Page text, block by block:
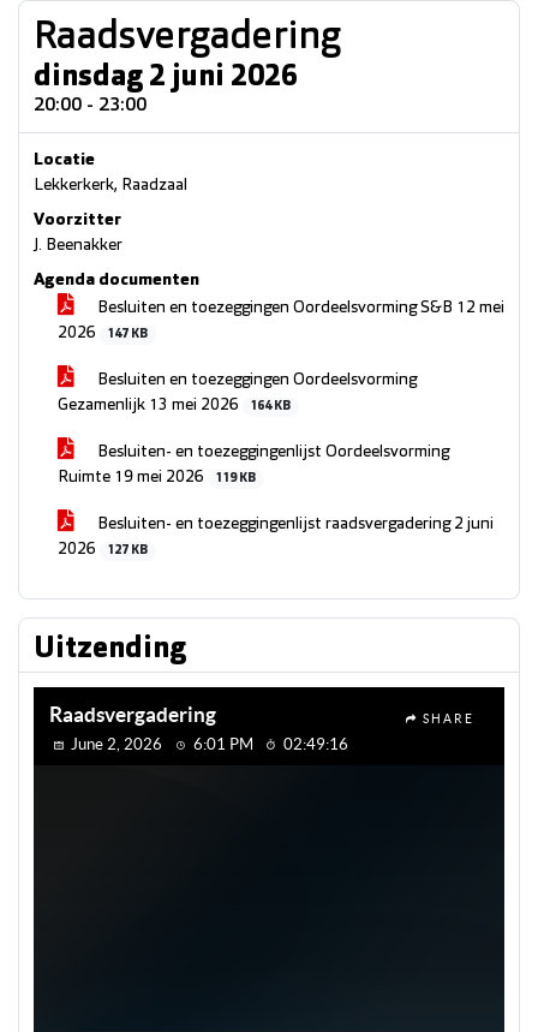
Raadsvergadering
dinsdag 2 juni 2026
20:00 - 23:00
Locatie
Lekkerkerk, Raadzaal
Voorzitter
J. Beenakker
Agenda documenten
Besluiten en toezeggingen Oordeelsvorming S&B 12 mei
2026
147 KB
Besluiten en toezeggingen Oordeelsvorming
Gezamenlijk 13 mei 2026
164 KB
Besluiten- en toezeggingenlijst Oordeelsvorming
Ruimte 19 mei 2026
119 KB
Besluiten- en toezeggingenlijst raadsvergadering 2 juni
2026
127 KB
Uitzending